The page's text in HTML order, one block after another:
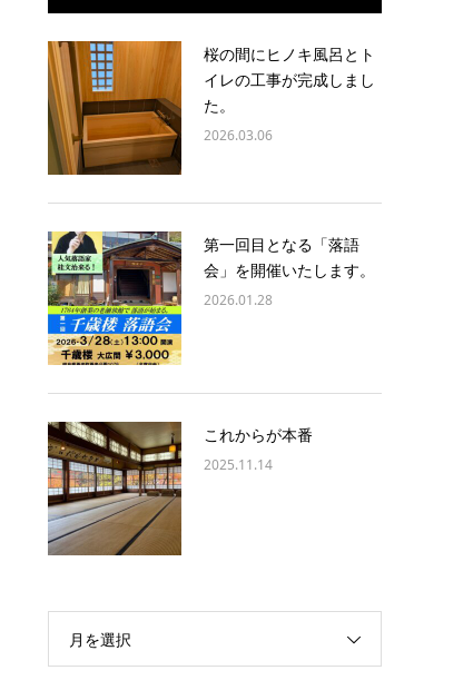
桜の間にヒノキ風呂とト
イレの工事が完成しまし
た。
2026.03.06
第一回目となる「落語
会」を開催いたします。
2026.01.28
これからが本番
2025.11.14
月を選択